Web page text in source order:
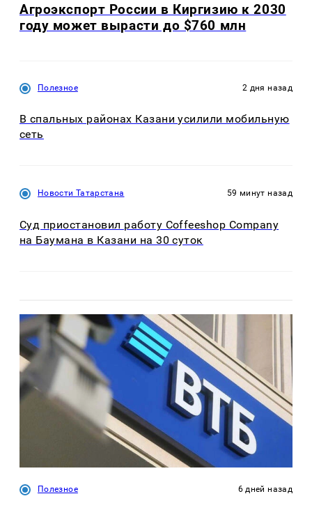
Агроэкспорт России в Киргизию к 2030
году может вырасти до $760 млн
Полезное 2 дня назад
В спальных районах Казани усилили мобильную
сеть
Новости Татарстана 59 минут назад
Суд приостановил работу Coffeeshop Company
на Баумана в Казани на 30 суток
Полезное 6 дней назад